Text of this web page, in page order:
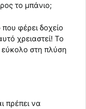
το μπάνιο;
που φέρει δοχείο
χρειαστεί! Το
εύκολο στη πλύση
πρέπει να